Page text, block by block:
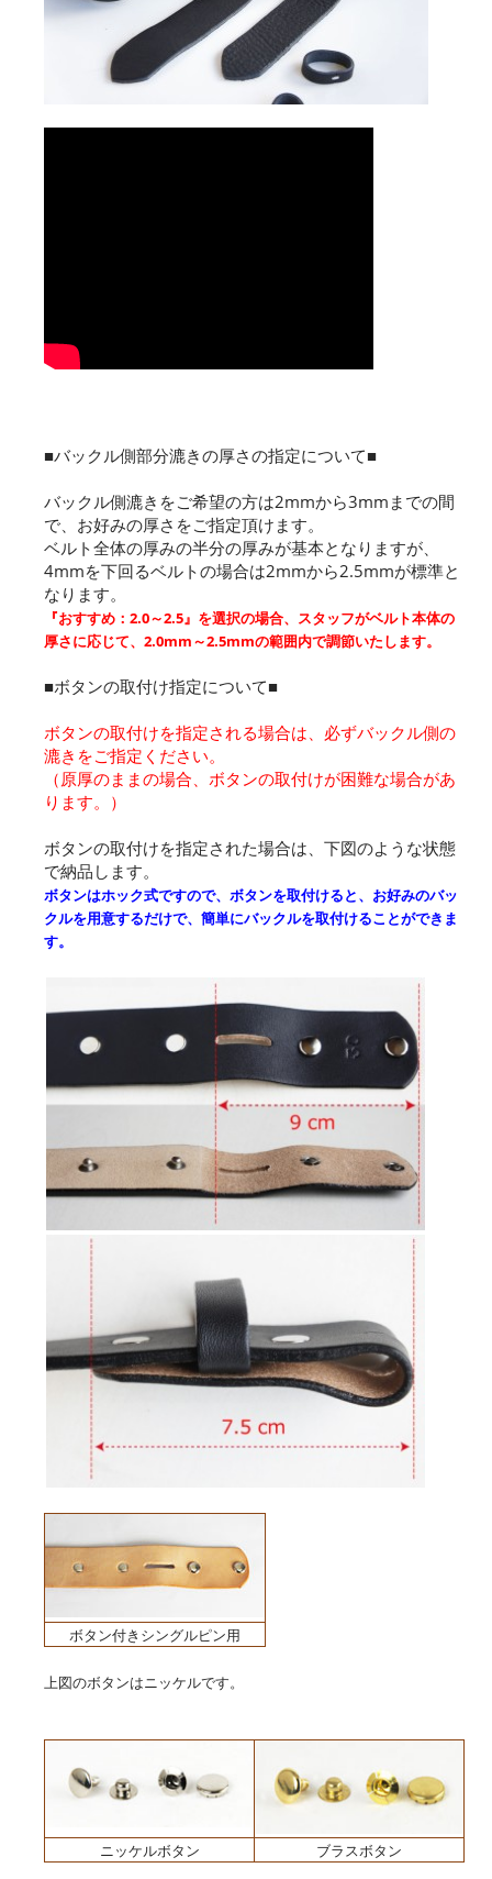
■バックル側部分漉きの厚さの指定について■
バックル側漉きをご希望の方は2mmから3mmまでの間
で、お好みの厚さをご指定頂けます。
ベルト全体の厚みの半分の厚みが基本となりますが、
4mmを下回るベルトの場合は2mmから2.5mmが標準と
なります。
『おすすめ：2.0～2.5』を選択の場合、スタッフがベルト本体の
厚さに応じて、2.0mm～2.5mmの範囲内で調節いたします。
■ボタンの取付け指定について■
ボタンの取付けを指定される場合は、必ずバックル側の
漉きをご指定ください。
（原厚のままの場合、ボタンの取付けが困難な場合があ
ります。）
ボタンの取付けを指定された場合は、下図のような状態
で納品します。
ボタンはホック式ですので、ボタンを取付けると、お好みのバッ
クルを用意するだけで、簡単にバックルを取付けることができま
す。
ボタン付きシングルピン用
上図のボタンはニッケルです。
ニッケルボタン ブラスボタン